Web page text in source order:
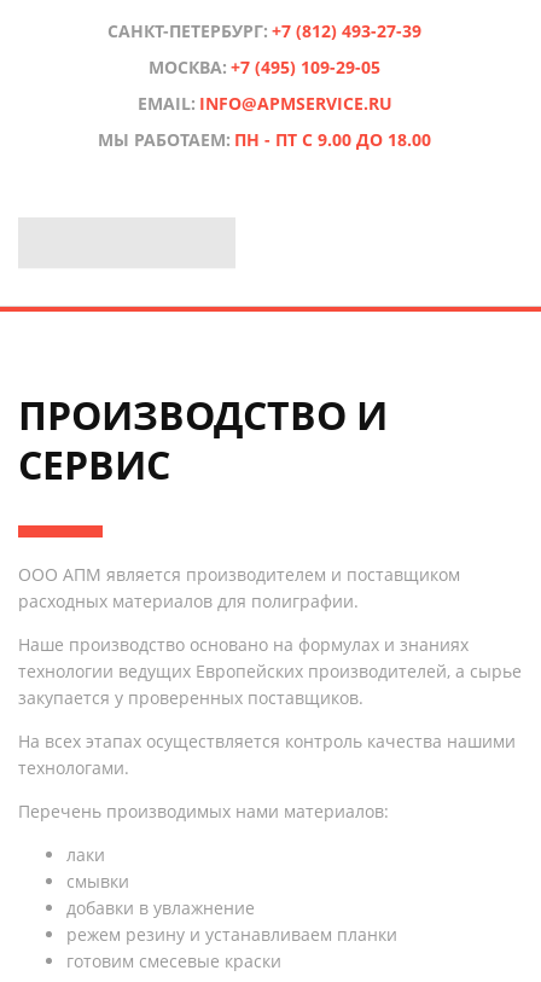
САНКТ-ПЕТЕРБУРГ: +7 (812) 493-27-39
МОСКВА: +7 (495) 109-29-05
EMAIL: INFO@APMSERVICE.RU
МЫ РАБОТАЕМ: ПН - ПТ С 9.00 ДО 18.00
ПРОИЗВОДСТВО И
СЕРВИС
ООО АПМ является производителем и поставщиком
расходных материалов для полиграфии.
Наше производство основано на формулах и знаниях
технологии ведущих Европейских производителей, а сырье
закупается у проверенных поставщиков.
На всех этапах осуществляется контроль качества нашими
технологами.
Перечень производимых нами материалов:
лаки
смывки
добавки в увлажнение
режем резину и устанавливаем планки
готовим смесевые краски